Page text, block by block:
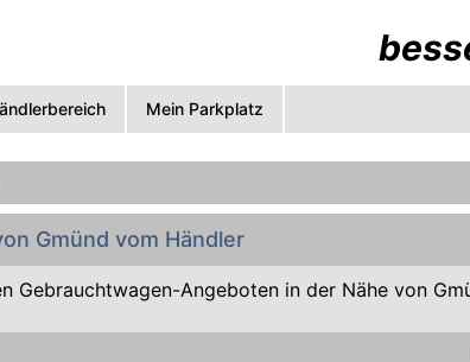
Mein Parkplatz
Gmünd vom Händler
Gebrauchtwagen-Angeboten in der Nähe von